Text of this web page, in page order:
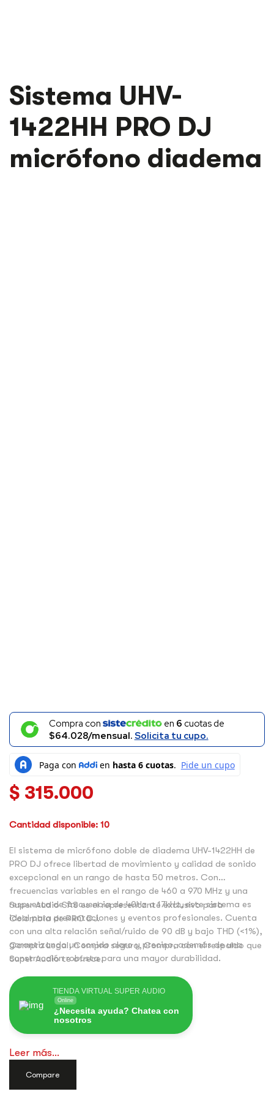
Sistema UHV-
1422HH PRO DJ
micrófono diadema
Compra con en 6 cuotas de
$64.028/mensual. Solicita tu cupo.
$ 315.000
Cantidad disponible: 10
El sistema de micrófono doble de diadema UHV-1422HH de
PRO DJ ofrece libertad de movimiento y calidad de sonido
excepcional en un rango de hasta 50 metros. Con
frecuencias variables en el rango de 460 a 970 MHz y una
respuesta de frecuencia de 40Hz a 17kHz, este sistema es
ideal para presentaciones y eventos profesionales. Cuenta
con una alta relación señal/ruido de 90 dB y bajo THD (<1%),
garantizando un sonido claro y preciso, además de una
construcción robusta para una mayor durabilidad.
Super Audio SAS es el representante exclusivo para
Colombia de PRO DJ.
Compra Legal, Compra seguro, Compra con el respaldo que
Super Audio te ofrece.
TIENDA VIRTUAL SUPER AUDIO
Online
¿Necesita ayuda? Chatea con
nosotros
Leer más...
Compare
SISTEMA
UHV-
1422HH
PRO
DIADEMA
CANTIDAD